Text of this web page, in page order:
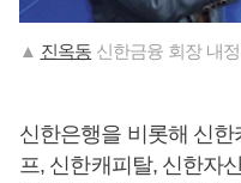
▲ 진옥동 신한금융 회장 내
신한은행을 비롯해 신한
프, 신한캐피탈, 신한자